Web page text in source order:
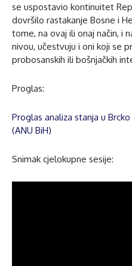
se uspostavio kontinuitet
dovršilo rastakanje Bosne i
tome, na ovaj ili onaj način, i
nivou, učestvuju i oni koji se
probosanskih ili bošnjačkih
Proglas:
Proglas analiza stanja u
(ANU BiH)
Snimak cjelokupne sesije: